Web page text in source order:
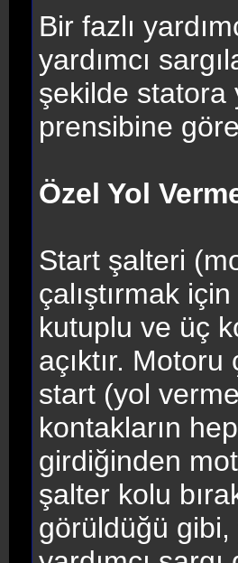
Bir fazlı
yardımcı
şekilde statora
prensibine göre
Özel Yol
Start şalteri
çalıştırmak
kutuplu ve üç
açıktır.
start (yol
kontakların
girdiğinden
şalter kolu
görüldüğü gibi,